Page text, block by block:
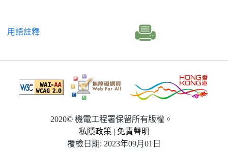
用語註釋
2020© 機電工程署保留所有版權。
私隱政策 | 免責聲明
覆檢日期: 2023年09月01日